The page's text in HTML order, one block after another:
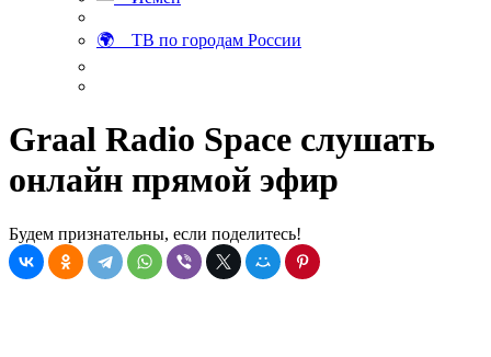
🌍 ТВ по городам России
Graal Radio Space слушать
онлайн прямой эфир
Будем признательны, если поделитесь!